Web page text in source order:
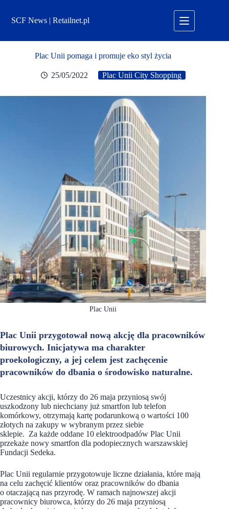
treściSCF News | Retailnet.pl
Plac Unii pomaga i promuje eko styl życia
25/05/2022 Plac Unii City Shopping
Plac Unii
Plac Unii przygotował nową akcję dla pracowników
biurowych. Inicjatywa ma charakter
proekologiczny, a jej celem jest zachęcenie
pracowników do dbania o środowisko naturalne.
Uczestnicy akcji, którzy do 26 maja przyniosą swój
uszkodzony lub niechciany już smartfon lub telefon
komórkowy, otrzymają kartę podarunkową o wartości 100
złotych na zakupy w wybranym przez siebie
sklepie. Za każde oddane 10 elektroodpadów Plac Unii
przekaże nowy smartfon dla podopiecznych warszawskiej
Fundacji Sedeka.
Plac Unii regularnie przygotowuje liczne działania, które mają
na celu zachęcić klientów oraz pracowników do dbania
o otaczającą nas przyrodę. W ramach najnowszej akcji
pracownicy biurowca, którzy do 26 maja przyniosą